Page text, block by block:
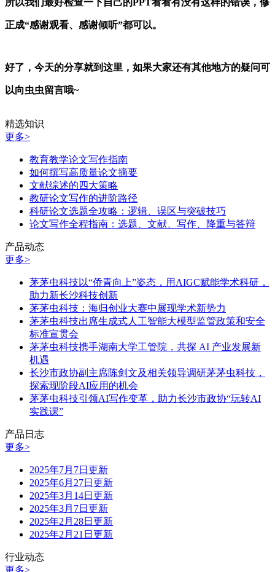
正成“感谢观看、感谢倾听”都可以。
好了，今天的分享就到这里，如果大家还有其他地方的疑问可
以向虫虫留言哦~
精选知识
更多>
教育教学论文写作指南
如何撰写高质量论文摘要
文献综述的四大策略
教研论文写作的进阶路径
科研论文选题全攻略：逻辑、误区与突破技巧
论文写作全程指南：选题、文献、写作、降重与答辩
产品动态
更多>
茅茅虫科技以“侨青向上”姿态，用AIGC赋能学术科研，
助力新长沙科技创新
茅茅虫科技：海归创业大赛中展现学术新势力
茅茅虫科技出席生成式人工智能大模型监管政策和安全
标准宣贯会
茅茅虫科技携手湖南大学工管院，共探 AI 产业发展新
机遇
长沙市政协副主席陈剑文及相关领导调研茅茅虫科技，
探索现阶段AI应用的机会
茅茅虫科技引领AI写作变革，助力长沙市政协“玩转AI
实践课”
产品日志
更多>
2025年7月7日更新
2025年6月27日更新
2025年3月14日更新
2025年3月7日更新
2025年2月28日更新
2025年2月21日更新
行业动态
更多>